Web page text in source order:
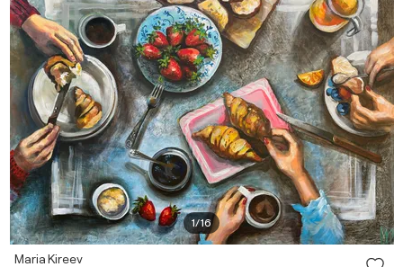
1/16
Maria Kireev